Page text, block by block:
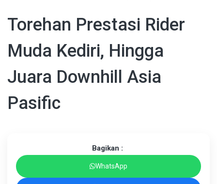
Torehan Prestasi Rider
Muda Kediri, Hingga
Juara Downhill Asia
Pasific
Bagikan :
WhatsApp